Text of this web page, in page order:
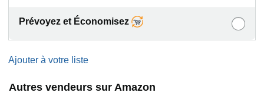
Prévoyez et Économisez
Ajouter à votre liste
Autres vendeurs sur Amazon